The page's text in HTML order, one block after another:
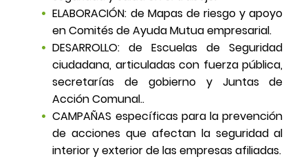
ELABORACIÓN: de Mapas de riesgo y apoyo
en Comités de Ayuda Mutua empresarial.
DESARROLLO: de Escuelas de Seguridad
ciudadana, articuladas con fuerza pública,
secretarías de gobierno y Juntas de
Acción Comunal..
CAMPAÑAS específicas para la prevención
de acciones que afectan la seguridad al
interior y exterior de las empresas afiliadas.